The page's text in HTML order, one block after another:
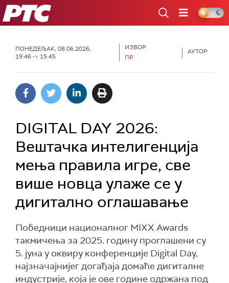
РТС
ПОНЕДЕЉАК, 08.06.2026,
19:46 -> 15:45
ИЗВОР:
ПР
АУТОР:
DIGITAL DAY 2026:
Вештачка интелигенција
мења правила игре, све
више новца улаже се у
дигитално оглашавање
Победници националног MIXX Awards
такмичења за 2025. годину проглашени су
5. јуна у оквиру конференције Digital Day,
најзначајнијег догађаја домаће дигиталне
индустрије, која је ове године одржана под